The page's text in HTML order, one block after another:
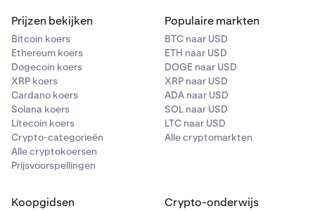
Prijzen bekijken
Bitcoin koers
Ethereum koers
Dogecoin koers
XRP koers
Cardano koers
Solana koers
Litecoin koers
Crypto-categorieën
Alle cryptokoersen
Prijsvoorspellingen
Populaire markten
BTC naar USD
ETH naar USD
DOGE naar USD
XRP naar USD
ADA naar USD
SOL naar USD
LTC naar USD
Alle cryptomarkten
Koopgidsen Crypto-onderwijs